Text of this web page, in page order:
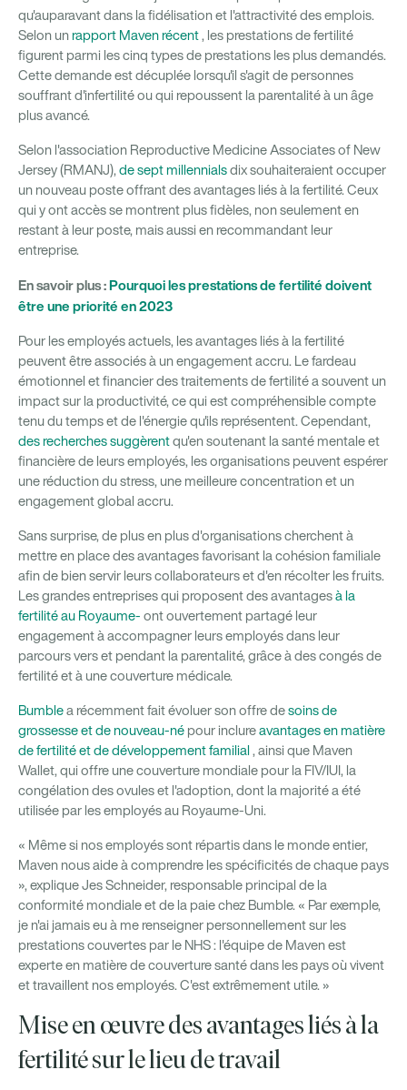
qu'auparavant dans la fidélisation et l'attractivité des emplois.
Selon unrapport Maven récent, les prestations de fertilité
figurent parmi les cinq types de prestations les plus demandés.
Cette demande est décuplée lorsqu'il s'agit de personnes
souffrant d'infertilité ou qui repoussent la parentalité à un âge
plus avancé.
Selon l'association Reproductive Medicine Associates of New
Jersey (RMANJ), de sept millennialsdix souhaiteraient occuper
un nouveau poste offrant des avantages liés à la fertilité. Ceux
qui y ont accès se montrent plus fidèles, non seulement en
restant à leur poste, mais aussi en recommandant leur
entreprise.
En savoir plus :Pourquoi les prestations de fertilité doivent
être une priorité en 2023
Pour les employés actuels, les avantages liés à la fertilité
peuvent être associés à un engagement accru. Le fardeau
émotionnel et financier des traitements de fertilité a souvent un
impact sur la productivité, ce qui est compréhensible compte
tenu du temps et de l'énergie qu'ils représentent. Cependant,
des recherches suggèrentqu'en soutenant la santé mentale et
financière de leurs employés, les organisations peuvent espérer
une réduction du stress, une meilleure concentration et un
engagement global accru.
Sans surprise, de plus en plus d'organisations cherchent à
mettre en place des avantages favorisant la cohésion familiale
afin de bien servir leurs collaborateurs et d'en récolter les fruits.
Les grandes entreprises qui proposent des avantagesà la
fertilité au Royaume- ont ouvertement partagé leur
engagement à accompagner leurs employés dans leur
parcours vers et pendant la parentalité, grâce à des congés de
fertilité et à une couverture médicale.
Bumblea récemment fait évoluer son offre desoins de
grossesse et de nouveau-né pour inclureavantages en matière
de fertilité et de développement familial , ainsi que Maven
Wallet, qui offre une couverture mondiale pour la FIV/IUI, la
congélation des ovules et l'adoption, dont la majorité a été
utilisée par les employés au Royaume-Uni.
« Même si nos employés sont répartis dans le monde entier,
Maven nous aide à comprendre les spécificités de chaque pays
», explique Jes Schneider, responsable principal de la
conformité mondiale et de la paie chez Bumble. « Par exemple,
je n'ai jamais eu à me renseigner personnellement sur les
prestations couvertes par le NHS : l'équipe de Maven est
experte en matière de couverture santé dans les pays où vivent
et travaillent nos employés. C'est extrêmement utile. »
Mise en œuvre des avantages liés à la
fertilité sur le lieu de travail